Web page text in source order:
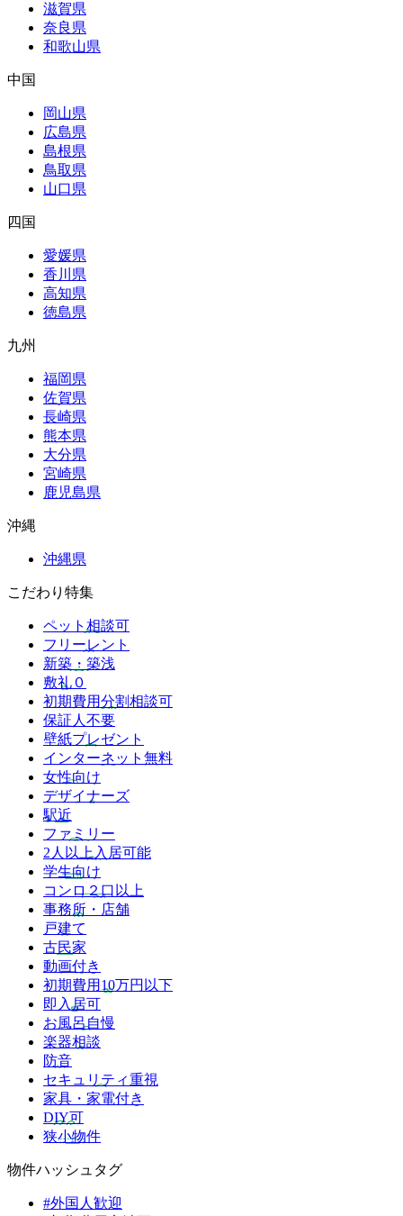
滋賀県
奈良県
和歌山県
中国
岡山県
広島県
島根県
鳥取県
山口県
四国
愛媛県
香川県
高知県
徳島県
九州
福岡県
佐賀県
長崎県
熊本県
大分県
宮崎県
鹿児島県
沖縄
沖縄県
こだわり特集
ペット相談可
フリーレント
新築・築浅
敷礼０
初期費用分割相談可
保証人不要
壁紙プレゼント
インターネット無料
女性向け
デザイナーズ
駅近
ファミリー
2人以上入居可能
学生向け
コンロ２口以上
事務所・店舗
戸建て
古民家
動画付き
初期費用10万円以下
即入居可
お風呂自慢
楽器相談
防音
セキュリティ重視
家具・家電付き
DIY可
狭小物件
物件ハッシュタグ
#外国人歓迎